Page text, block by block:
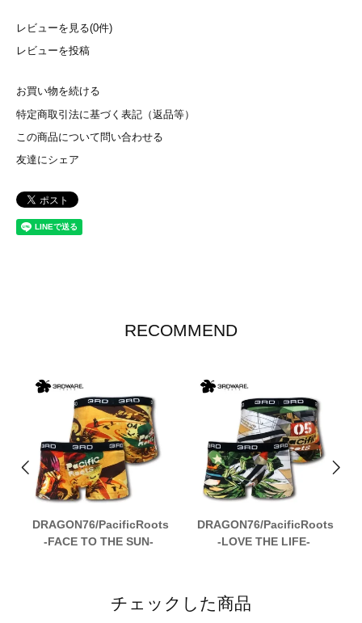
レビューを見る(0件)
レビューを投稿
お買い物を続ける
特定商取引法に基づく表記（返品等）
この商品について問い合わせる
友達にシェア
RECOMMEND
DRAGON76/PacificRoots
-FACE TO THE SUN-
DRAGON76/PacificRoots
-LOVE THE LIFE-
チェックした商品